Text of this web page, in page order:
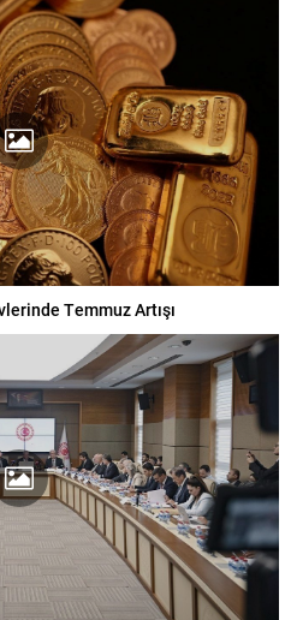
Temmuz Artışı